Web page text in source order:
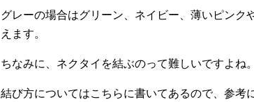
グレーの場合はグリーン、ネイビー、薄いピンク
えます。
ちなみに、ネクタイを結ぶのって難しいですよね。
結び方についてはこちらに書いてあるので、参考